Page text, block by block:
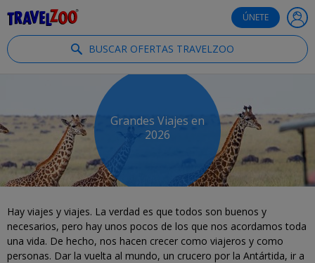
ÚNETE
BUSCAR OFERTAS TRAVELZOO
Grandes Viajes en
2026
Hay viajes y viajes. La verdad es que todos son buenos y
necesarios, pero hay unos pocos de los que nos acordamos toda
una vida. De hecho, nos hacen crecer como viajeros y como
personas. Dar la vuelta al mundo, un crucero por la Antártida, ir a